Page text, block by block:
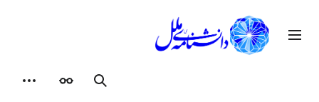
محتوامنوی اصلی
جستجوظاهر